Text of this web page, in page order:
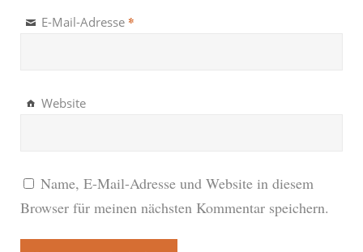
E-Mail-Adresse *
Website
Name, E-Mail-Adresse und Website in diesem
Browser für meinen nächsten Kommentar speichern.